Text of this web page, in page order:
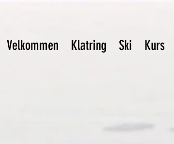
Velkommen Klatring Ski Kurs